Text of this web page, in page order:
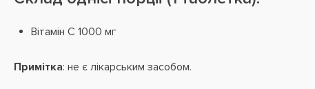
Вітамін С 1000 мг
Примітка: не є лікарським засобом.